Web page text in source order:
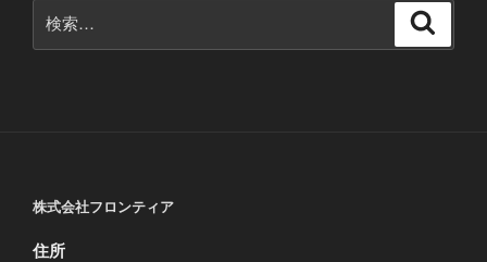
ー
シ
索:
株式会社フロンティア
住所